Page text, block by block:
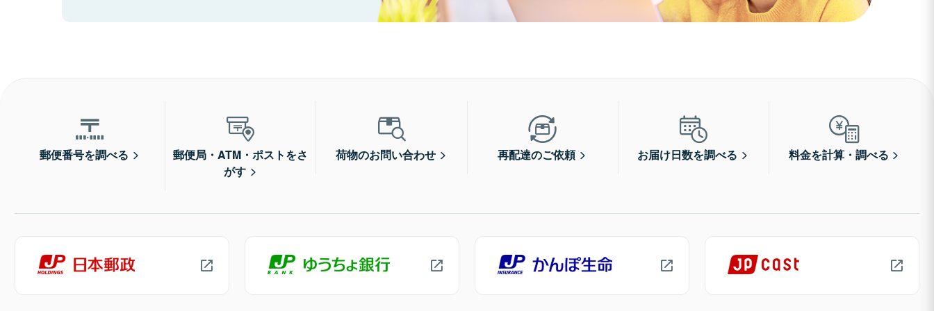
郵便番号を調べる
郵便局・ATM・ポストをさ
がす
荷物のお問い合わせ 再配達のご依頼 お届け日数を調べる 料金を計算・調べる